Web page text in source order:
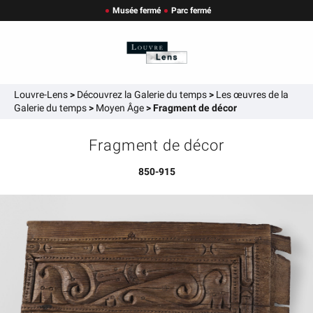
Musée fermé Parc fermé
Louvre-Lens> Découvrez la Galerie du temps> Les œuvres de la
Galerie du temps> Moyen Âge>Fragment de décor
Fragment de décor
850-915